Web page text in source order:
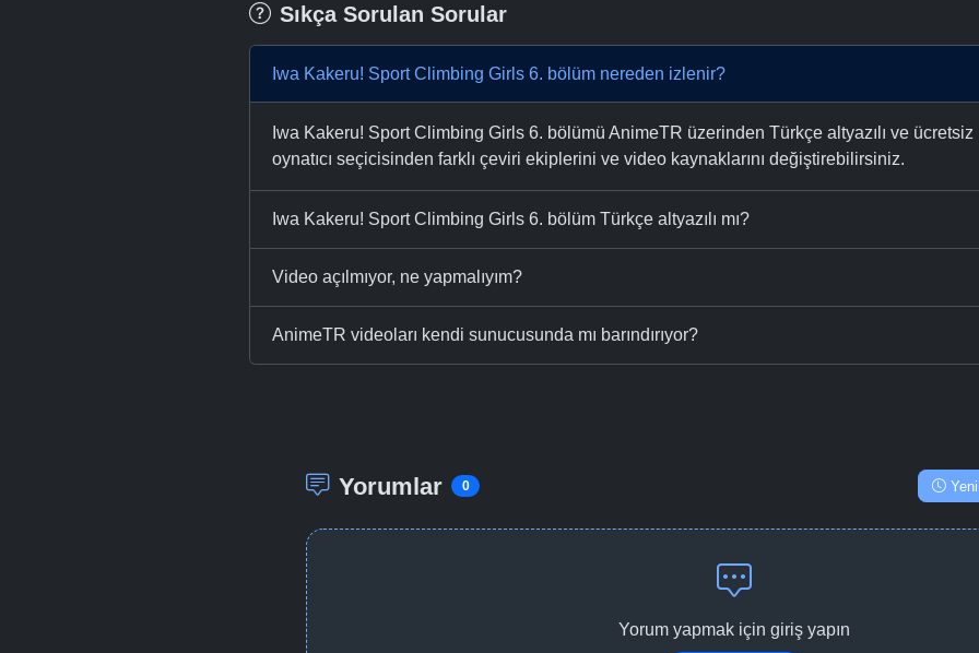
Sıkça Sorulan Sorular
Iwa Kakeru! Sport Climbing Girls 6. bölüm nereden izlenir?
Iwa Kakeru! Sport Climbing Girls 6. bölümü AnimeTR üzerinden Türkçe altyazılı ve
oynatıcı seçicisinden farklı çeviri ekiplerini ve video kaynaklarını değiştirebilirsiniz.
Iwa Kakeru! Sport Climbing Girls 6. bölüm Türkçe altyazılı mı?
Video açılmıyor, ne yapmalıyım?
AnimeTR videoları kendi sunucusunda mı barındırıyor?
Yorumlar 0 Yeni
Yorum yapmak için giriş yapın